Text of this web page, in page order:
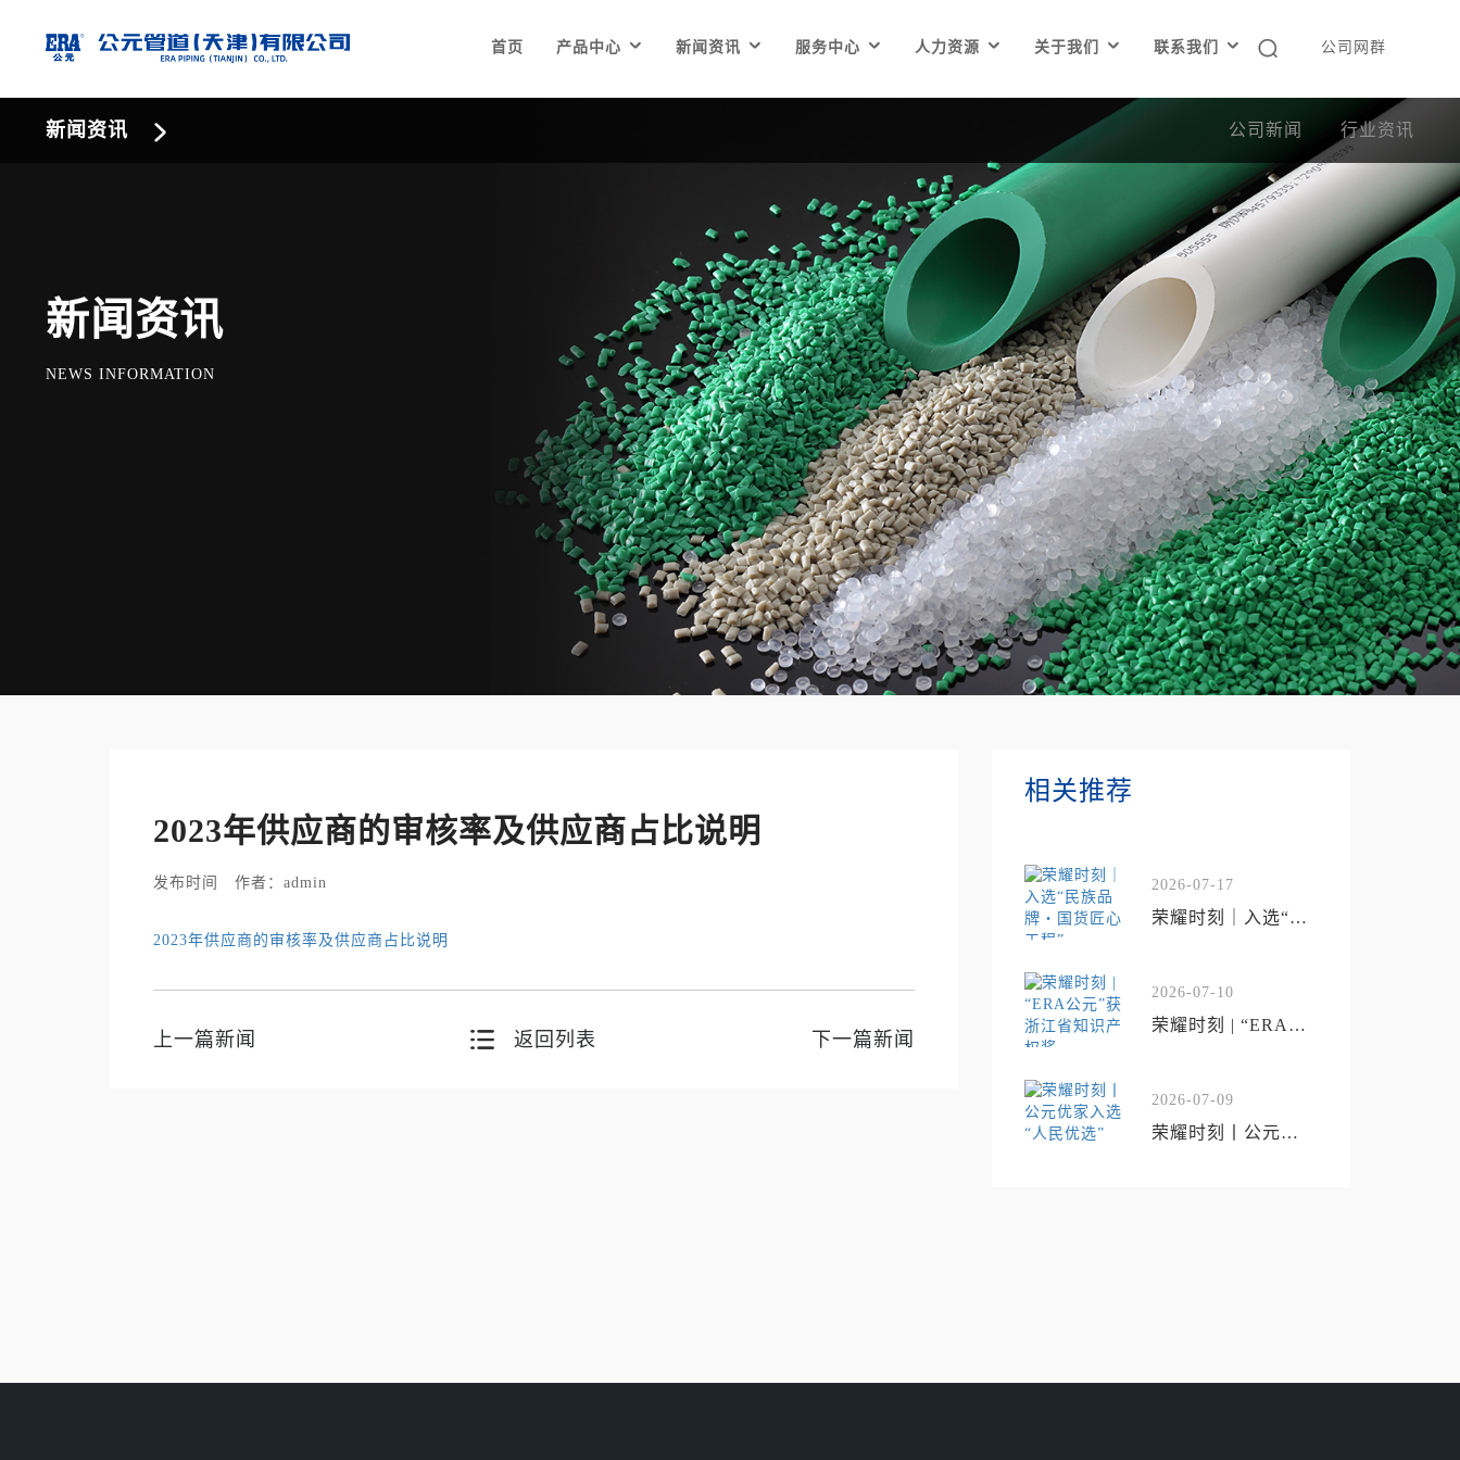
首页 产品中心  新闻资讯  服务中心  人力资源  关于我们  联系我们   公司网群
新闻资讯 公司新闻 行业资讯
新闻资讯
NEWS INFORMATION
2023年供应商的审核率及供应商占比说明
发布时间 作者：admin
2023年供应商的审核率及供应商占比说明
上一篇新闻 返回列表 下一篇新闻
相关推荐
2026-07-17
荣耀时刻｜入选“民
2026-07-10
荣耀时刻 | “ERA公
2026-07-09
荣耀时刻丨公元优